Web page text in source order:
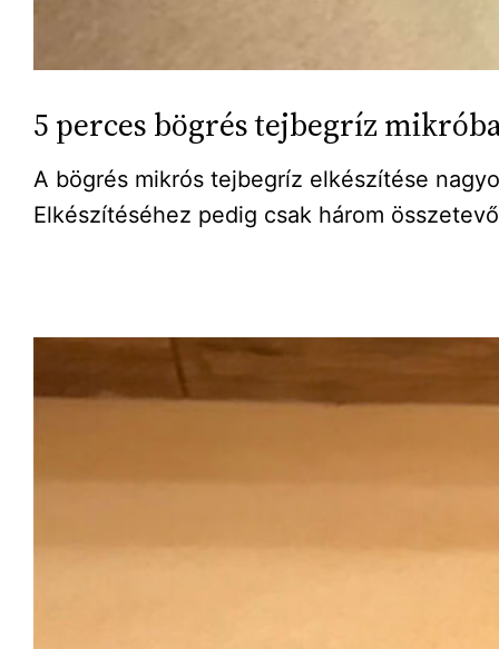
5 perces bögrés tejbegríz
A bögrés mikrós tejbegríz elkészítése
Elkészítéséhez pedig csak három